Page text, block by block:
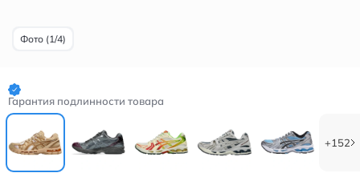
Фото (1/4)
Гарантия подлинности товара
+152